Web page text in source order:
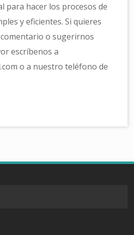
para hacer los procesos de
y eficientes. Si quieres
o sugerirnos
escríbenos a
o a nuestro teléfono de